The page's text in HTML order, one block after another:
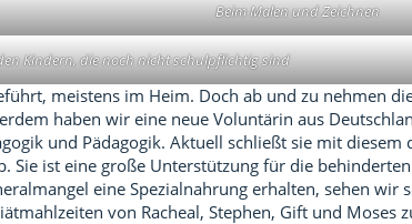
Beim Malen und Zeichnen
Kindern, die noch nicht schulpflichtig sind
meistens im Heim. Doch ab und zu nehmen
haben wir eine neue Voluntärin aus
und Pädagogik. Aktuell schließt sie mit diesem
ist eine große Unterstützung für die
eine Spezialnahrung erhalten, sehen wir
von Racheal, Stephen, Gift und Moses